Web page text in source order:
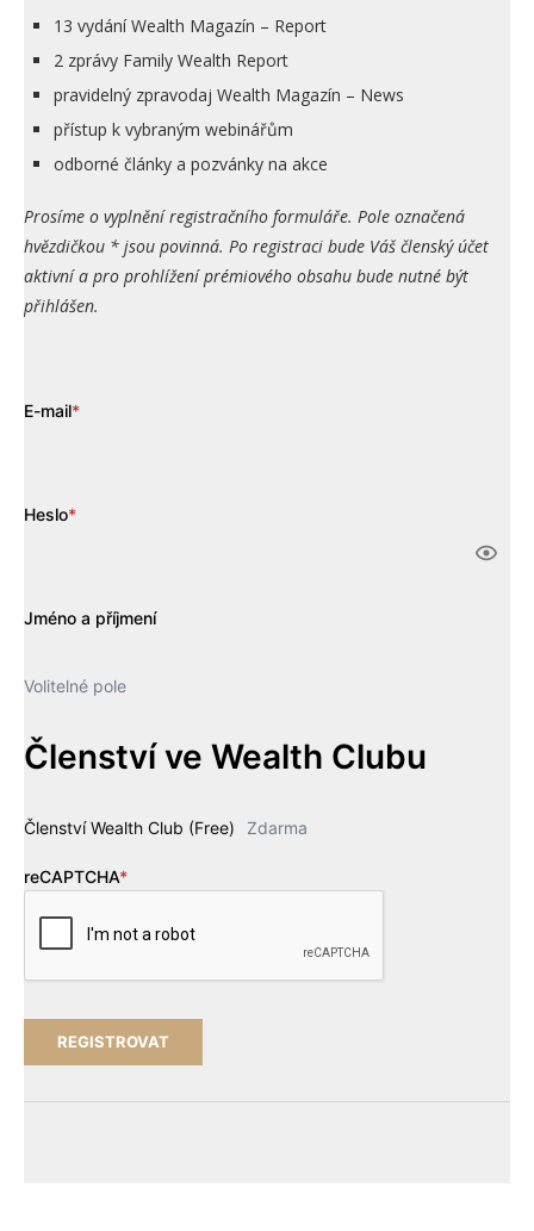
13 vydání Wealth Magazín – Report
2 zprávy Family Wealth Report
pravidelný zpravodaj Wealth Magazín – News
přístup k vybraným webinářům
odborné články a pozvánky na akce
Prosíme o vyplnění registračního formuláře. Pole označená
hvězdičkou * jsou povinná. Po registraci bude Váš členský účet
aktivní a pro prohlížení prémiového obsahu bude nutné být
přihlášen.
E-mail*
Heslo*
Jméno a příjmení
Volitelné pole
Členství ve Wealth Clubu
Členství Wealth Club (Free) Zdarma
reCAPTCHA*